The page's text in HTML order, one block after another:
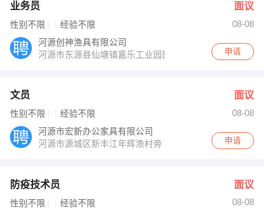
业务员 面议
性别不限 经验不限
08-08
河源创神渔具有限公司
河源市东源县仙塘镇嘉乐工业园即仙塘派出所对面
申请
文员 面议
性别不限 经验不限
08-08
河源市宏新办公家具有限公司
河源市源城区新丰江年辉渔村旁
申请
防疫技术员 面议
性别不限 经验不限
08-08